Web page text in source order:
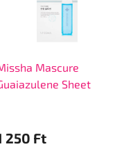
Mascure
Sheet
250 Ft